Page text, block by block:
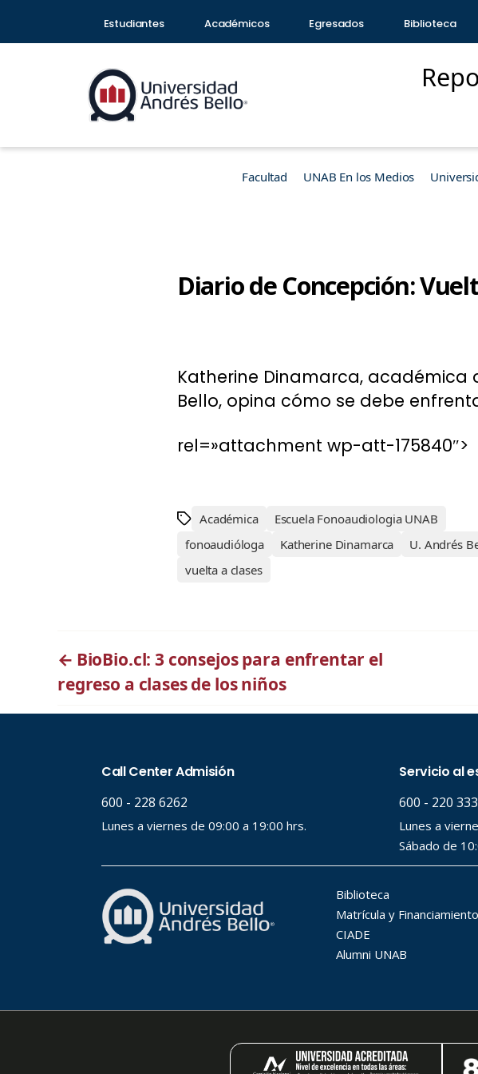
Estudiantes Académicos Egresados Biblioteca
Facultad UNAB En los Medios
Diario de Concepción:
Katherine Dinamarca, académica
Bello, opina cómo se debe
rel=»attachment wp-att-175840″>
Académica
Escuela Fonoaudiologia UNAB
fonoaudióloga
Katherine Dinamarca
U. Andrés
vuelta a clases
← BioBio.cl: 3 consejos para enfrentar el
regreso a clases de los niños